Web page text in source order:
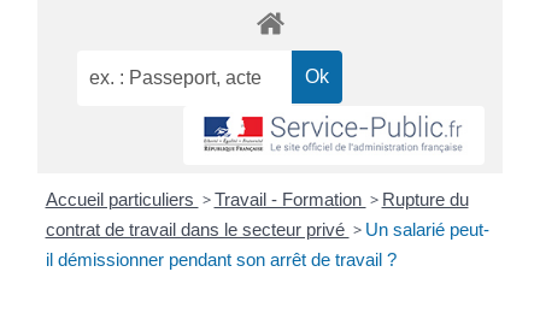
Accueil particuliers > Travail - Formation > Rupture du
contrat de travail dans le secteur privé > Un salarié peut-
il démissionner pendant son arrêt de travail ?